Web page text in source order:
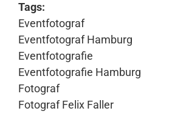
Tags:
Eventfotograf
Eventfotograf Hamburg
Eventfotografie
Eventfotografie Hamburg
Fotograf
Fotograf Felix Faller